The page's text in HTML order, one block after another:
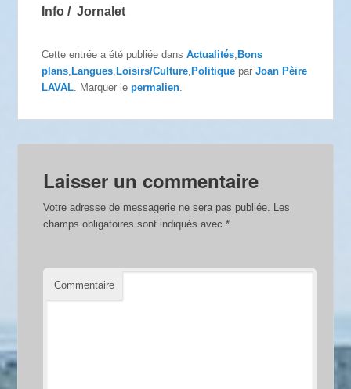
Info / Jornalet
Cette entrée a été publiée dansActualités, Bons
plans, Langues, Loisirs/Culture, Politique parJoan Pèire
LAVAL. Marquer lepermalien.
Laisser un commentaire
Votre adresse de messagerie ne sera pas publiée. Les
champs obligatoires sont indiqués avec*
Commentaire